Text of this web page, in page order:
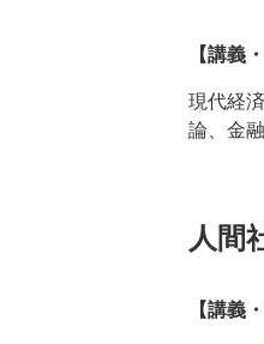
【講義
現代経
論、金
人間
【講義